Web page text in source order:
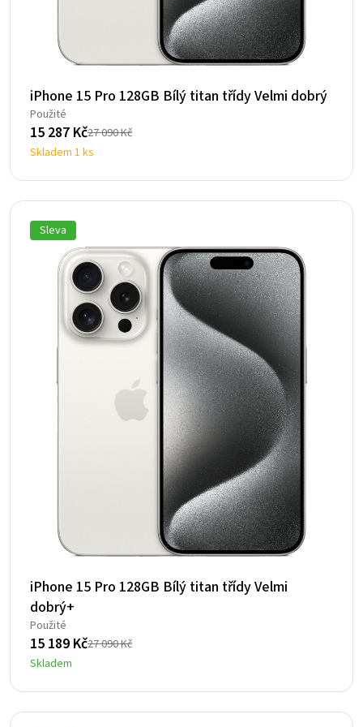
iPhone 15 Pro 128GB Bílý titan třídy Velmi dobrý
Použité
27 090Kč
Původní
cena
byla:
27
090 Kč.
15 287 Kč
Aktuální
cena
je:
15
287 Kč.
Skladem 1 ks
Sleva
iPhone 15 Pro 128GB Bílý titan třídy Velmi
dobrý+
Použité
27 090Kč
Původní
cena
byla:
27
15 189 Kč
Aktuální
cena
je:
15
Skladem